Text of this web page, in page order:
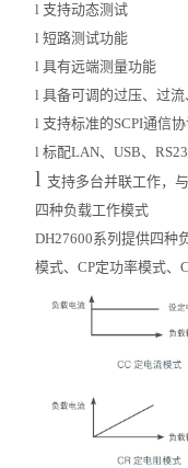
l 支持动态测试
l短路测试功能
l具有远端测量功能
l具备可调的过压、过
l 支持标准的SCPI通信协
l标配LAN、USB、
l 支持多台并联工作，
四种负载工作模式
DH27600系列提供四种
模式、CP定功率模式、